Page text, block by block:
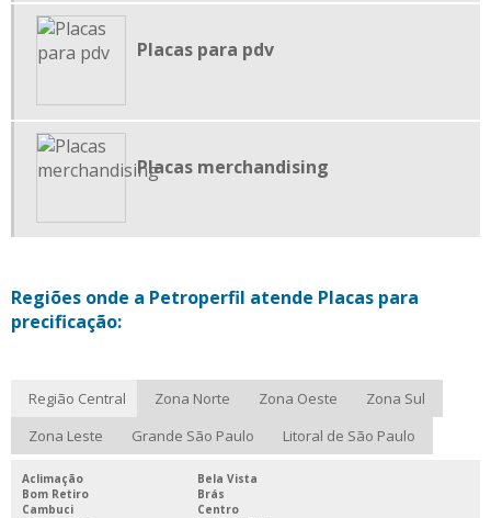
PORTA CARTAZ SUPERMERCADO
PORTA ETIQUETA DUPLA FACE
PORTA ETIQUETA PARA PRATELEIRA DE VIDRO
PORTA ETIQUETAS PARA LOJA
PORTA ETIQUETAS PARA PRATELEIRAS
PORTA ETIQUETAS PLÁSTICO
PORTA PREÇO GÔNDOLA
SERVIÇO DE INJEÇÃO PLÁSTICA
SERVIÇOS DE EXTRUSÃO
Placas para pdv
Placas merchandising
Regiões onde a Petroperfil atende Placas para
precificação:
Região Central Zona Norte Zona Oeste
Zona Sul
Zona Leste
Grande São Paulo Litoral de São Paulo
Aclimação
Bela Vista
Bom Retiro
Brás
Cambuci
Centro